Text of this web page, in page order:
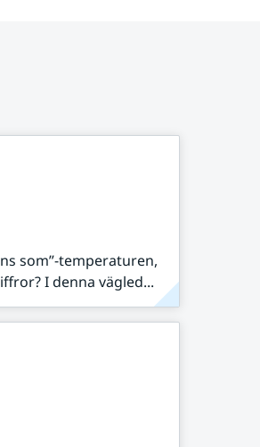
som”-temperaturen,
I denna vägled...